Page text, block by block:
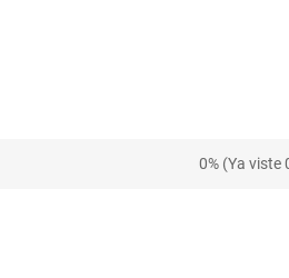
0% (Ya viste